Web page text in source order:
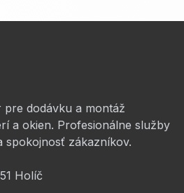
dodávku a montáž
a okien. Profesionálne služby
spokojnosť zákazníkov.
Holíč